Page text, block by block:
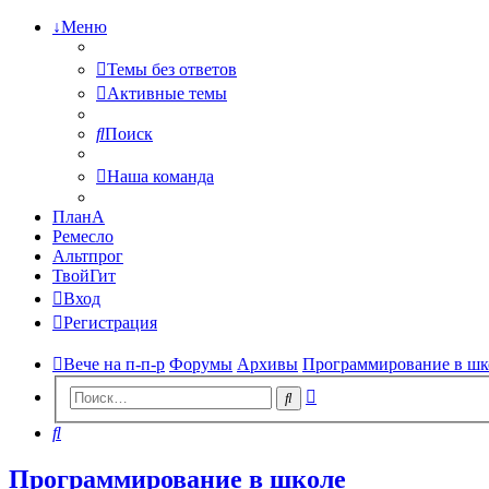
↓Меню
Темы без ответов
Активные темы
Поиск
Наша команда
ПланА
Ремесло
Альтпрог
ТвойГит
Вход
Регистрация
Вече на п-п-р Форумы Архивы Программирование в
Поиск
Поиск
Программирование в школе